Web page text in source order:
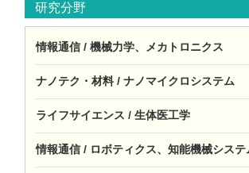
研究分野
情報通信 / 機械力学、メカトロニクス
ナノテク・材料 / ナノマイクロシステム
ライフサイエンス / 生体医工学
情報通信 / ロボティクス、知能機械システ